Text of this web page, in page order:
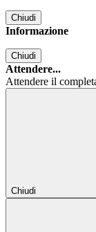
Chiudi
Informazione
Chiudi
Attendere...
Attendere il
Chiudi